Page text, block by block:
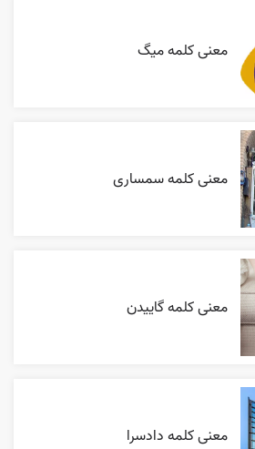
معنی کلمه میگ
معنی کلمه سمساری
معنی کلمه گاییدن
معنی کلمه دادسرا